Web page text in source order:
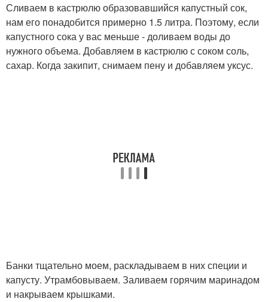
Сливаем в кастрюлю образовавшийся капустный сок,
нам его понадобится примерно 1.5 литра. Поэтому, если
капустного сока у вас меньше - доливаем воды до
нужного объема. Добавляем в кастрюлю с соком соль,
сахар. Когда закипит, снимаем пену и добавляем уксус.
Банки тщательно моем, раскладываем в них специи и
капусту. Утрамбовываем. Заливаем горячим маринадом
и накрываем крышками.